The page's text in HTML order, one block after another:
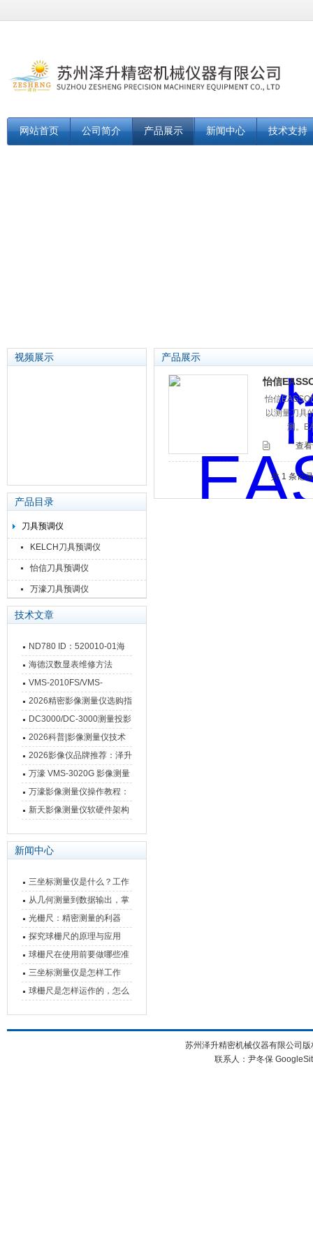
网站首页 公司简介 产品展示 新闻中心 技术支持
视频展示
产品目录
刀具预调仪
KELCH刀具预调仪
怡信刀具预调仪
万濠刀具预调仪
技术文章
ND780 ID：520010-01海
德汉数显表故障维修内容
海德汉数显表维修方法
VMS-2010FS/VMS-
3020FS/VMS-4030FS手动
影像测量仪技术参数
2026精密影像测量仪选购指
南 靠谱品牌一站式选型推荐
DC3000/DC-3000测量投影
仪万濠数据处理器数显表故
障维修方法
2026科普|影像测量仪技术
原理、分类及选型应用
2026影像仪品牌推荐：泽升
影像测量仪选型指南
万濠 VMS-3020G 影像测量
仪技术规格与应用解析
万濠影像测量仪操作教程：
从开机到出报告，新手也能
新天影像测量仪软硬件架构
新闻中心
三坐标测量仪是什么？工作
原理、分类与核心功能一次
讲清
从几何测量到数据输出，掌
握万濠影像测量仪的六大核
心能力
光栅尺：精密测量的利器
探究球栅尺的原理与应用
球栅尺在使用前要做哪些准
备工作？
三坐标测量仪是怎样工作
的，功能有什么优势？
球栅尺是怎样运作的，怎么
产品展示
怡信
怡信
以测量刀具
测。
查
共 1 条记
苏州泽升精密机械仪器有限公司
联系人：尹冬保